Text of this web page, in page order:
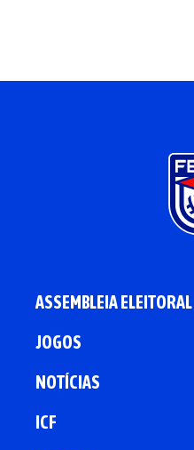
ASSEMBLEIA ELEITORAL
JOGOS
NOTÍCIAS
ICF